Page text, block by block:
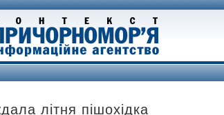
літня пішохідка